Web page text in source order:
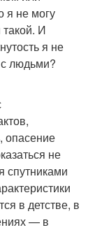
я не могу
И
я не
людьми?
опасение
не
в детстве, в
— в